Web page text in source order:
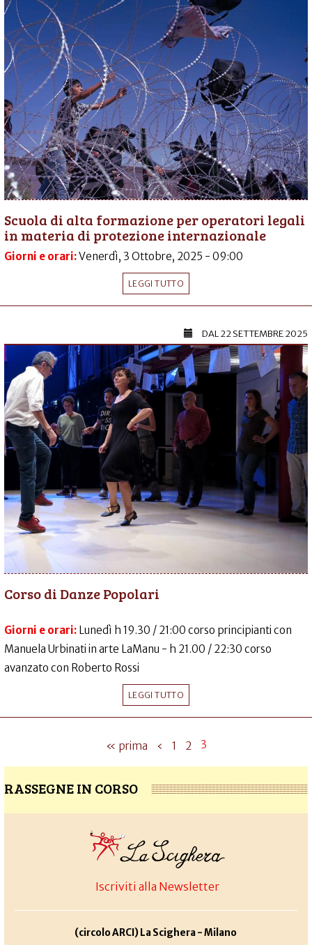
Scuola di alta formazione per operatori legali
in materia di protezione internazionale
Giorni e orari:Venerdì, 3 Ottobre, 2025 - 09:00
LEGGI TUTTO
DAL22 SETTEMBRE 2025
Corso di Danze Popolari
Giorni e orari: Lunedì h 19.30 / 21:00 corso principianti con
Manuela Urbinati in arte LaManu - h 21.00 / 22:30 corso
avanzato con Roberto Rossi
LEGGI TUTTO
« prima ‹ 1 2 3
RASSEGNE IN CORSO
Iscriviti alla Newsletter
(circolo ARCI) La Scighera - Milano